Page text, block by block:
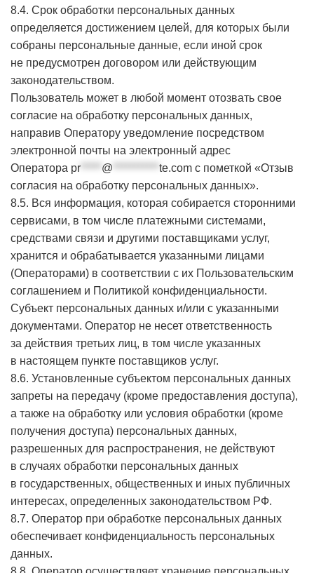
8.4. Срок обработки персональных данных
определяется достижением целей, для которых были
собраны персональные данные, если иной срок
не предусмотрен договором или действующим
законодательством.
Пользователь может в любой момент отозвать свое
согласие на обработку персональных данных,
направив Оператору уведомление посредством
электронной почты на электронный адрес
Оператора pr***** @ *********** te.com с пометкой «Отзыв
согласия на обработку персональных данных».
8.5. Вся информация, которая собирается сторонними
сервисами, в том числе платежными системами,
средствами связи и другими поставщиками услуг,
хранится и обрабатывается указанными лицами
(Операторами) в соответствии с их Пользовательским
соглашением и Политикой конфиденциальности.
Субъект персональных данных и/или с указанными
документами. Оператор не несет ответственность
за действия третьих лиц, в том числе указанных
в настоящем пункте поставщиков услуг.
8.6. Установленные субъектом персональных данных
запреты на передачу (кроме предоставления доступа),
а также на обработку или условия обработки (кроме
получения доступа) персональных данных,
разрешенных для распространения, не действуют
в случаях обработки персональных данных
в государственных, общественных и иных публичных
интересах, определенных законодательством РФ.
8.7. Оператор при обработке персональных данных
обеспечивает конфиденциальность персональных
данных.